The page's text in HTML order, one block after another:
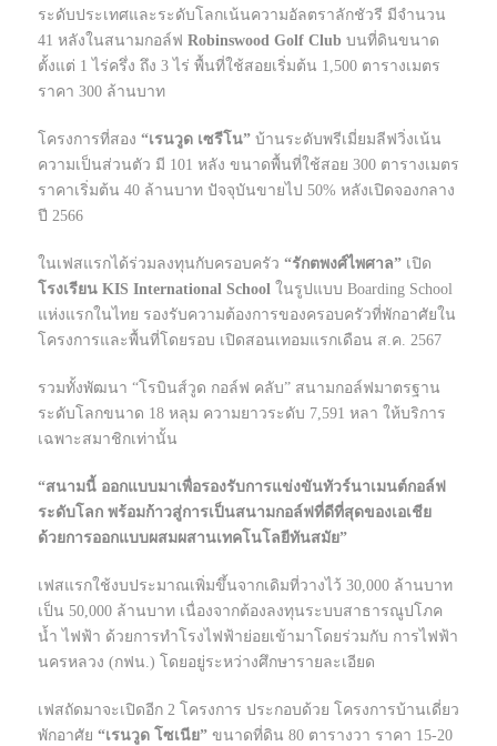
ระดับประเทศและระดับโลกเน้นความอัลตราลักชัวรี มีจำนวน
41 หลังในสนามกอล์ฟ Robinswood Golf Club บนที่ดินขนาด
ตั้งแต่ 1 ไร่ครึ่ง ถึง 3 ไร่ พื้นที่ใช้สอยเริ่มต้น 1,500 ตารางเมตร
ราคา 300 ล้านบาท
โครงการที่สอง “เรนวูด เซรีโน” บ้านระดับพรีเมี่ยมลีฟวิ่งเน้น
ความเป็นส่วนตัว มี 101 หลัง ขนาดพื้นที่ใช้สอย 300 ตารางเมตร
ราคาเริ่มต้น 40 ล้านบาท ปัจจุบันขายไป 50% หลังเปิดจองกลาง
ปี 2566
ในเฟสแรกได้ร่วมลงทุนกับครอบครัว “รักตพงศ์ไพศาล” เปิด
โรงเรียน KIS International School ในรูปแบบ Boarding School
แห่งแรกในไทย รองรับความต้องการของครอบครัวที่พักอาศัยใน
โครงการและพื้นที่โดยรอบ เปิดสอนเทอมแรกเดือน ส.ค. 2567
รวมทั้งพัฒนา “โรบินส์วูด กอล์ฟ คลับ” สนามกอล์ฟมาตรฐาน
ระดับโลกขนาด 18 หลุม ความยาวระดับ 7,591 หลา ให้บริการ
เฉพาะสมาชิกเท่านั้น
“สนามนี้ ออกแบบมาเพื่อรองรับการแข่งขันทัวร์นาเมนต์กอล์ฟ
ระดับโลก พร้อมก้าวสู่การเป็นสนามกอล์ฟที่ดีที่สุดของเอเชีย
ด้วยการออกแบบผสมผสานเทคโนโลยีทันสมัย”
เฟสแรกใช้งบประมาณเพิ่มขึ้นจากเดิมที่วางไว้ 30,000 ล้านบาท
เป็น 50,000 ล้านบาท เนื่องจากต้องลงทุนระบบสาธารณูปโภค
น้ำ ไฟฟ้า ด้วยการทำโรงไฟฟ้าย่อยเข้ามาโดยร่วมกับ การไฟฟ้า
นครหลวง (กฟน.) โดยอยู่ระหว่างศึกษารายละเอียด
เฟสถัดมาจะเปิดอีก 2 โครงการ ประกอบด้วย โครงการบ้านเดี่ยว
พักอาศัย “เรนวูด โซเนีย” ขนาดที่ดิน 80 ตารางวา ราคา 15-20